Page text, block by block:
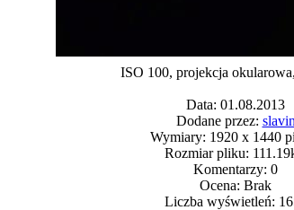
ISO 100, projekcja
Data: 01.08.2013
Dodane przez: slavin
Wymiary: 1920 x 1440
Rozmiar pliku:
Komentarzy: 0
Ocena: Brak
Liczba wyświetleń: